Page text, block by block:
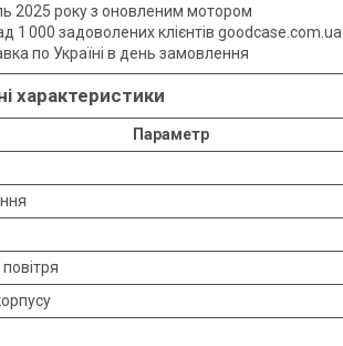
2025 року з оновленим мотором
1 000 задоволених клієнтів goodcase.com.ua
по Україні в день замовлення
характеристики
Параметр